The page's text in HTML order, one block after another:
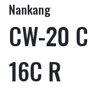
Nankang
CW-20
16C R